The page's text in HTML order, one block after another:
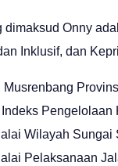
dimaksud Onny
Inklusif, dan
Musrenbang
Wilayah Sungai
Pelaksanaan